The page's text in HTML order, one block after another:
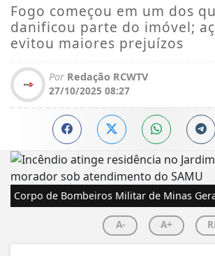
Fogo começou em um dos
danificou parte do imóvel;
evitou maiores prejuízos
Por Redação RCWTV
27/10/2025 08:27
Corpo de Bombeiros Militar de Minas
A- A+